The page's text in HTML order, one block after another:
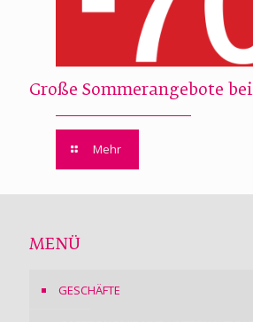
Große Sommerangebote
Mehr
MENÜ
GESCHÄFTE